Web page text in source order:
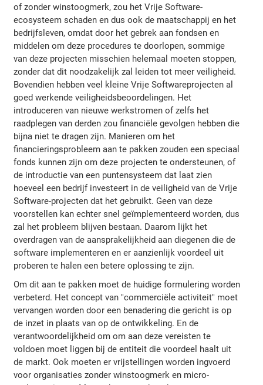
of zonder winstoogmerk, zou het Vrije Software-
ecosysteem schaden en dus ook de maatschappij en het
bedrijfsleven, omdat door het gebrek aan fondsen en
middelen om deze procedures te doorlopen, sommige
van deze projecten misschien helemaal moeten stoppen,
zonder dat dit noodzakelijk zal leiden tot meer veiligheid.
Bovendien hebben veel kleine Vrije Softwareprojecten al
goed werkende veiligheidsbeoordelingen. Het
introduceren van nieuwe werkstromen of zelfs het
raadplegen van derden zou financiële gevolgen hebben die
bijna niet te dragen zijn. Manieren om het
financieringsprobleem aan te pakken zouden een speciaal
fonds kunnen zijn om deze projecten te ondersteunen, of
de introductie van een puntensysteem dat laat zien
hoeveel een bedrijf investeert in de veiligheid van de Vrije
Software-projecten dat het gebruikt. Geen van deze
voorstellen kan echter snel geïmplementeerd worden, dus
zal het probleem blijven bestaan. Daarom lijkt het
overdragen van de aansprakelijkheid aan diegenen die de
software implementeren en er aanzienlijk voordeel uit
proberen te halen een betere oplossing te zijn.
Om dit aan te pakken moet de huidige formulering worden
verbeterd. Het concept van "commerciële activiteit" moet
vervangen worden door een benadering die gericht is op
de inzet in plaats van op de ontwikkeling. En de
verantwoordelijkheid om om aan deze vereisten te
voldoen moet liggen bij de entiteit die voordeel haalt uit
de markt. Ook moeten er vrijstellingen worden ingvoerd
voor organisaties zonder winstoogmerk en micro-